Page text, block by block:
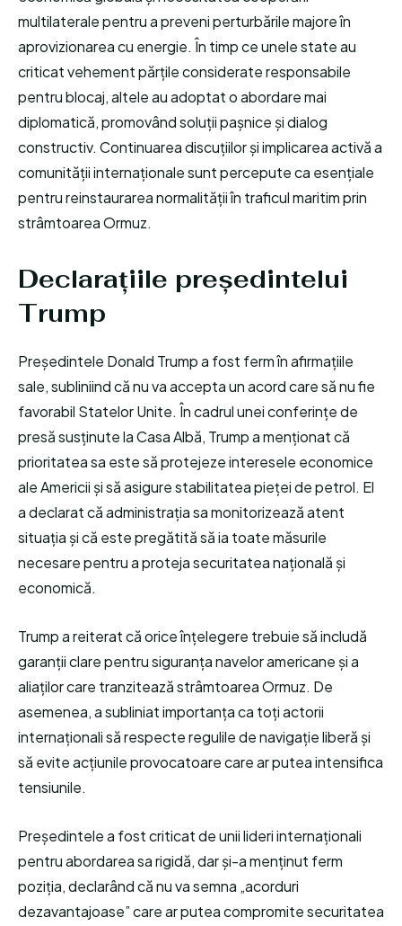
multilaterale pentru a preveni perturbările majore în
aprovizionarea cu energie. În timp ce unele state au
criticat vehement părțile considerate responsabile
pentru blocaj, altele au adoptat o abordare mai
diplomatică, promovând soluții pașnice și dialog
constructiv. Continuarea discuțiilor și implicarea activă a
comunității internaționale sunt percepute ca esențiale
pentru reinstaurarea normalității în traficul maritim prin
strâmtoarea Ormuz.
Declarațiile președintelui
Trump
Președintele Donald Trump a fost ferm în afirmațiile
sale, subliniind că nu va accepta un acord care să nu fie
favorabil Statelor Unite. În cadrul unei conferințe de
presă susținute la Casa Albă, Trump a menționat că
prioritatea sa este să protejeze interesele economice
ale Americii și să asigure stabilitatea pieței de petrol. El
a declarat că administrația sa monitorizează atent
situația și că este pregătită să ia toate măsurile
necesare pentru a proteja securitatea națională și
economică.
Trump a reiterat că orice înțelegere trebuie să includă
garanții clare pentru siguranța navelor americane și a
aliaților care tranzitează strâmtoarea Ormuz. De
asemenea, a subliniat importanța ca toți actorii
internaționali să respecte regulile de navigație liberă și
să evite acțiunile provocatoare care ar putea intensifica
tensiunile.
Președintele a fost criticat de unii lideri internaționali
pentru abordarea sa rigidă, dar și-a menținut ferm
poziția, declarând că nu va semna „acorduri
dezavantajoase” care ar putea compromite securitatea